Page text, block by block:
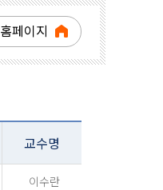
홈페이지
교수명
이수란